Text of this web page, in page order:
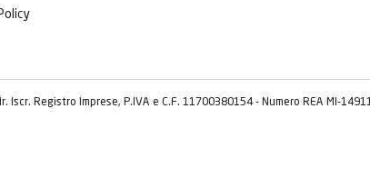
Iscr. Registro Imprese, P.IVA e C.F. 11700380154 - Numero REA MI-